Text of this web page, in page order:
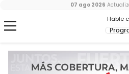
Hable
07 ago 2026